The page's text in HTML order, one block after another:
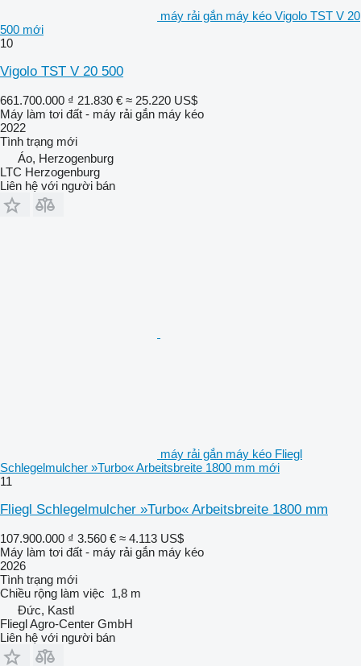
máy rải gắn máy kéo Vigolo TST V 20
500 mới
10
Vigolo TST V 20 500
661.700.000 ₫ 21.830 € ≈ 25.220 US$
Máy làm tơi đất - máy rải gắn máy kéo
2022
Tình trạng mới
Áo, Herzogenburg
LTC Herzogenburg
Liên hệ với người bán
máy rải gắn máy kéo Fliegl
Schlegelmulcher »Turbo« Arbeitsbreite 1800 mm mới
11
Fliegl Schlegelmulcher »Turbo« Arbeitsbreite 1800 mm
107.900.000 ₫ 3.560 € ≈ 4.113 US$
Máy làm tơi đất - máy rải gắn máy kéo
2026
Tình trạng mới
Chiều rộng làm việc 1,8 m
Đức, Kastl
Fliegl Agro-Center GmbH
Liên hệ với người bán